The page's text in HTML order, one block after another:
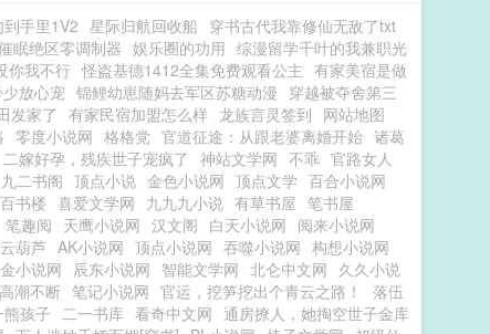
手里1V2 星际归航回收船 穿书古代我靠修仙无敌了txt
眠绝区零调制器 娱乐圈的功用 综漫留学千叶的我兼职光
你我不行 怪盗基德1412全集免费观看公主 有家美宿是做
放心宠 锦鲤幼崽随妈去军区苏糖动漫 穿越被夺舍第三
发家了 有家民宿加盟怎么样 龙族言灵签到 网站地图
零度小说网 格格党 官道征途：从跟老婆离婚开始 诸葛
二嫁好孕，残疾世子宠疯了 神站文学网 不乖 官路女人
九二书阁 顶点小说 金色小说网 顶点文学 百合小说网
百书楼 喜爱文学网 九九九小说 有草书屋 笔书屋
笔趣阅 天鹰小说网 汉文阁 白天小说网 阅来小说网
葫芦 AK小说网 顶点小说网 吞噬小说网 构想小说网
小说网 辰东小说网 智能文学网 北仑中文网 久久小说
潮不断 笔记小说网 官运，挖笋挖出个青云之路！
落伍
孩子 二一书库 看奇中文网 通房撩人，她掏空世子金库